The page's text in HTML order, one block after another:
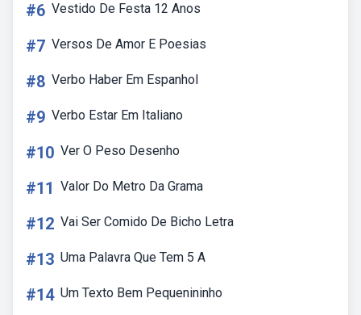
#6 Vestido De Festa 12 Anos
#7 Versos De Amor E Poesias
#8 Verbo Haber Em Espanhol
#9 Verbo Estar Em Italiano
#10 Ver O Peso Desenho
#11 Valor Do Metro Da Grama
#12 Vai Ser Comido De Bicho Letra
#13 Uma Palavra Que Tem 5 A
#14 Um Texto Bem Pequenininho